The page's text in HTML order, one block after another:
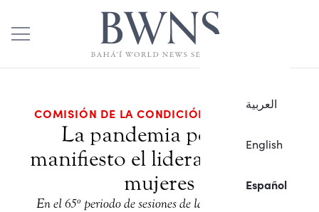
العربية
English
Español
COMISIÓN DE LA CONDICIÓN DE LA MUJER
La pandemia pone de
manifiesto el liderazgo de las
mujeres
En el 65º periodo de sesiones de la Comisión de la